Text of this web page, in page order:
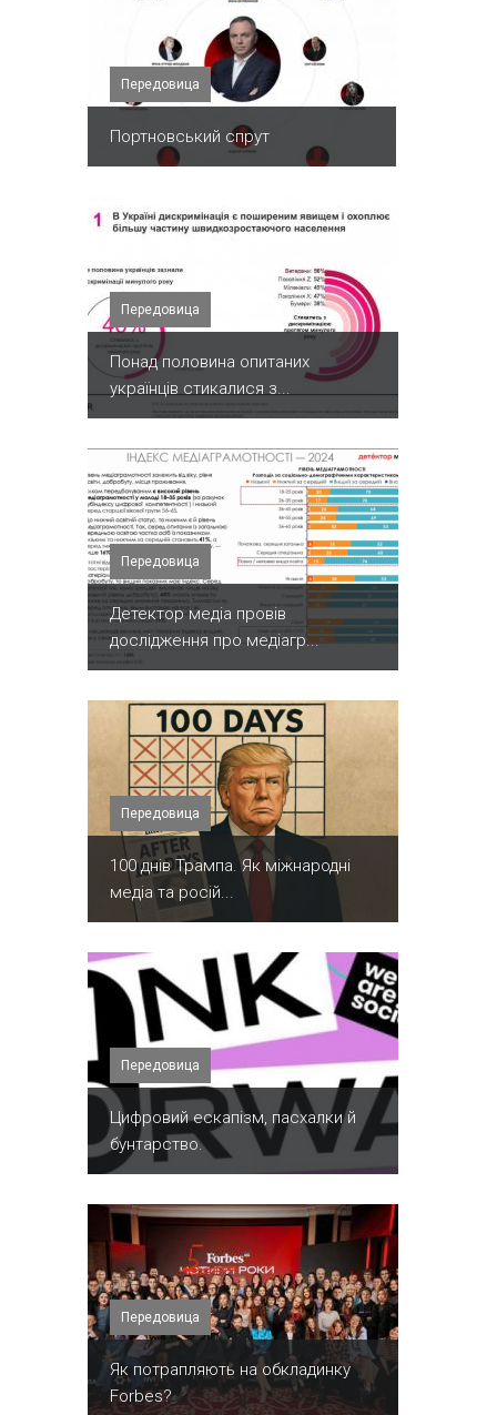
Передовица
Портновський спрут
Передовица
Понад половина опитаних
українців стикалися з...
Передовица
Детектор медіа провів
дослідження про медіагр...
Передовица
100 днів Трампа. Як міжнародні
медіа та росій...
Передовица
​Цифровий ескапізм, пасхалки й
бунтарство.
Передовица
​Як потрапляють на обкладинку
Forbes?